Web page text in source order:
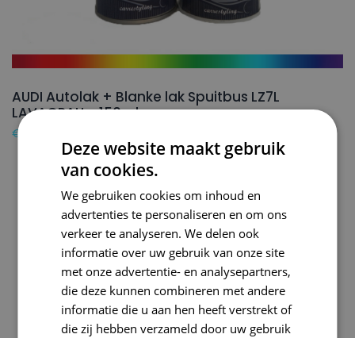
AUDI Autolak + Blanke lak Spuitbus LZ7L
LAVAGRAU – 150ml
€
Deze website maakt gebruik
van cookies.
We gebruiken cookies om inhoud en
advertenties te personaliseren en om ons
verkeer te analyseren. We delen ook
informatie over uw gebruik van onze site
met onze advertentie- en analysepartners,
die deze kunnen combineren met andere
informatie die u aan hen heeft verstrekt of
die zij hebben verzameld door uw gebruik